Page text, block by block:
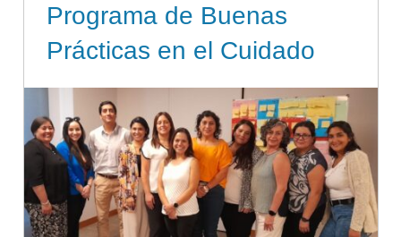
Programa de Buenas
Prácticas en el Cuidado